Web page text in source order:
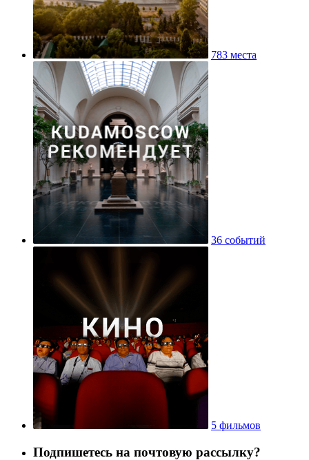
783 места
36 событий
5 фильмов
Подпишетесь на почтовую рассылку?